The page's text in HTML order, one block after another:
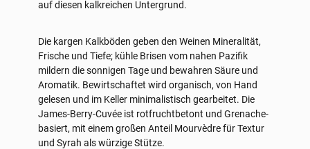
auf diesen kalkreichen Untergrund.
Die kargen Kalkböden geben den Weinen Mineralität,
Frische und Tiefe; kühle Brisen vom nahen Pazifik
mildern die sonnigen Tage und bewahren Säure und
Aromatik. Bewirtschaftet wird organisch, von Hand
gelesen und im Keller minimalistisch gearbeitet. Die
James-Berry-Cuvée ist rotfruchtbetont und Grenache-
basiert, mit einem großen Anteil Mourvèdre für Textur
und Syrah als würzige Stütze.